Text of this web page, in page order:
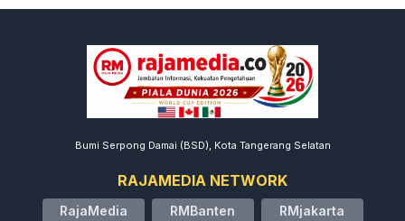
Bumi Serpong Damai (BSD), Kota Tangerang Selatan
RAJAMEDIA NETWORK
RajaMedia RMBanten RMjakarta